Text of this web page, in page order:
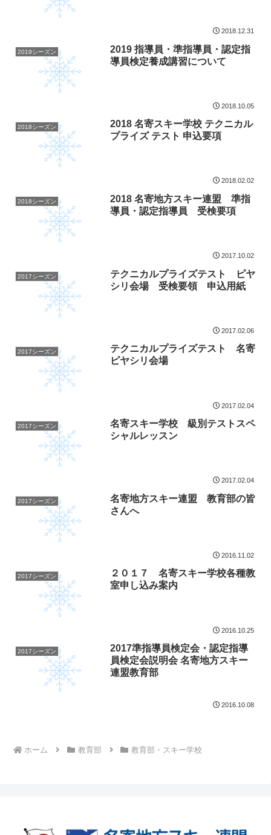
2018.12.31
2019シーズン
2019 指導員・準指導員・認定指
導員検定養成講習について
2018.10.05
2018シーズン
2018 名寄スキー学校 テクニカル
プライズ テスト 申込要項
2018.02.02
2018シーズン
2018 名寄地方スキー連盟 準指
導員・認定指導員 受検要項
2017.10.02
2017シーズン
テクニカルプライズテスト ピヤ
シリ会場 受検要領 申込用紙
2017.02.06
2017シーズン
テクニカルプライズテスト 名寄
ピヤシリ会場
2017.02.04
2017シーズン
名寄スキー学校 級別テストスペ
シャルレッスン
2017.02.04
2017シーズン
名寄地方スキー連盟 教育部の皆
さんへ
2016.11.02
2017シーズン
２０１７ 名寄スキー学校各種教
室申し込み案内
2016.10.25
2017シーズン
2017準指導員検定会・認定指導
員検定会説明会 名寄地方スキー
連盟教育部
2016.10.08
ホーム 教育部 教育部・スキー学校